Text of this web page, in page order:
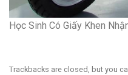
Học Sinh Có Giấy Khen
Trackbacks are closed, but you